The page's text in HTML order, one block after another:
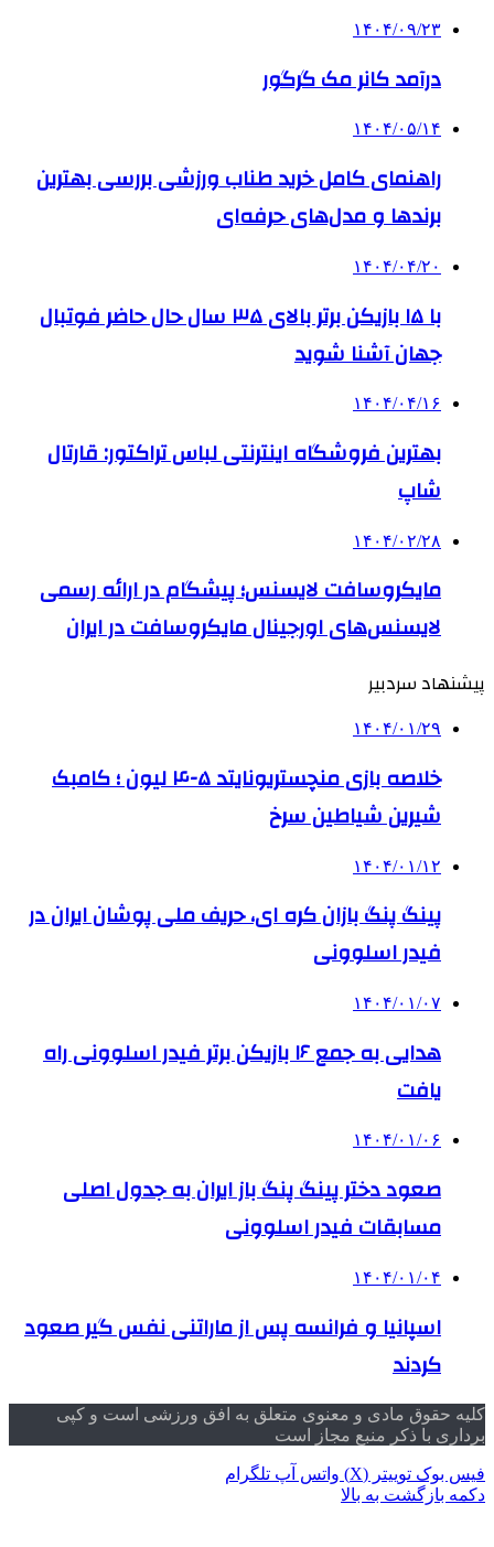
۱۴۰۴/۰۹/۲۳
درآمد کانر مک گرگور
۱۴۰۴/۰۵/۱۴
راهنمای کامل خرید طناب ورزشی بررسی بهترین
برندها و مدل‌های حرفه‌ای
۱۴۰۴/۰۴/۲۰
با ۱۵ بازیکن برتر بالای ۳۵ سال حال حاضر فوتبال
جهان آشنا شوید
۱۴۰۴/۰۴/۱۶
بهترین فروشگاه اینترنتی لباس تراکتور: قارتال
شاپ
۱۴۰۴/۰۲/۲۸
مایکروسافت لایسنس؛ پیشگام در ارائه رسمی
لایسنس‌های اورجینال مایکروسافت در ایران
پیشنهاد سردبیر
۱۴۰۴/۰۱/۲۹
خلاصه بازی منچستریونایتد ۵-۴ لیون ؛ کامبک
شیرین شیاطین سرخ
۱۴۰۴/۰۱/۱۲
پینگ پنگ بازان کره ای، حریف ملی پوشان ایران در
فیدر اسلوونی
۱۴۰۴/۰۱/۰۷
هدایی به جمع ۱۶ بازیکن برتر فیدر اسلوونی راه
یافت
۱۴۰۴/۰۱/۰۶
صعود دختر پینگ پنگ باز ایران به جدول اصلی
مسابقات فیدر اسلوونی
۱۴۰۴/۰۱/۰۴
اسپانیا و فرانسه پس از ماراتنی نفس گیر صعود
کردند
کلیه حقوق مادی و معنوی متعلق به افق ورزشی است و کپی
برداری با ذکر منبع مجاز است
فیس بوک توییتر (X) واتس آپ تلگرام
دکمه بازگشت به بالا